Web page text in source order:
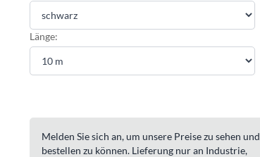
Länge:
Melden Sie sich an, um unsere Preise zu sehen und
bestellen zu können. Lieferung nur an Industrie,